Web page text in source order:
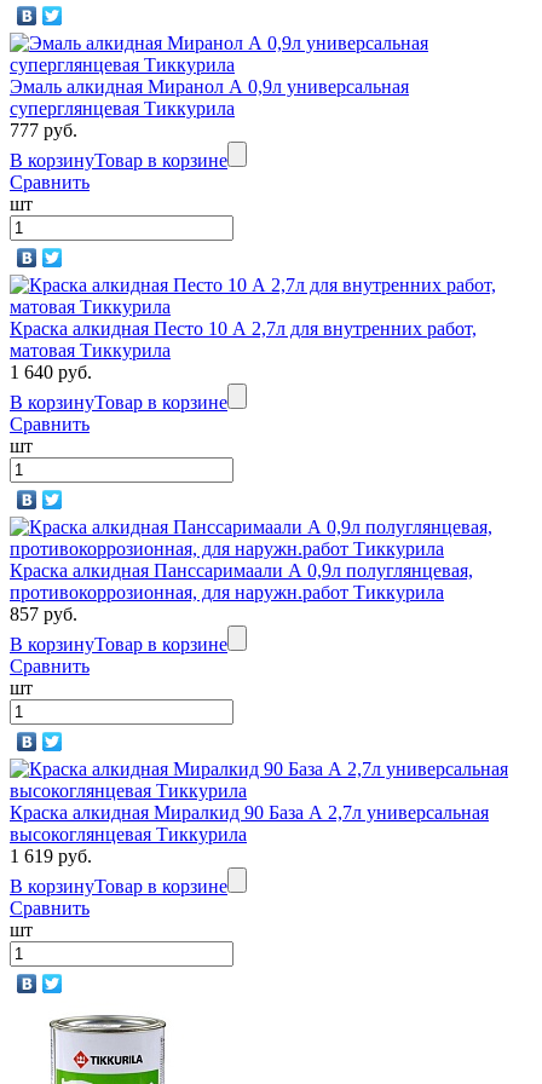
Эмаль алкидная Миранол А 0,9л универсальная
суперглянцевая Тиккурила
777 руб.
В корзинуТовар в корзине
Сравнить
шт
Краска алкидная Песто 10 А 2,7л для внутренних работ,
матовая Тиккурила
1 640 руб.
В корзинуТовар в корзине
Сравнить
шт
Краска алкидная Панссаримаали А 0,9л полуглянцевая,
противокоррозионная, для наружн.работ Тиккурила
857 руб.
В корзинуТовар в корзине
Сравнить
шт
Краска алкидная Миралкид 90 База А 2,7л универсальная
высокоглянцевая Тиккурила
1 619 руб.
В корзинуТовар в корзине
Сравнить
шт